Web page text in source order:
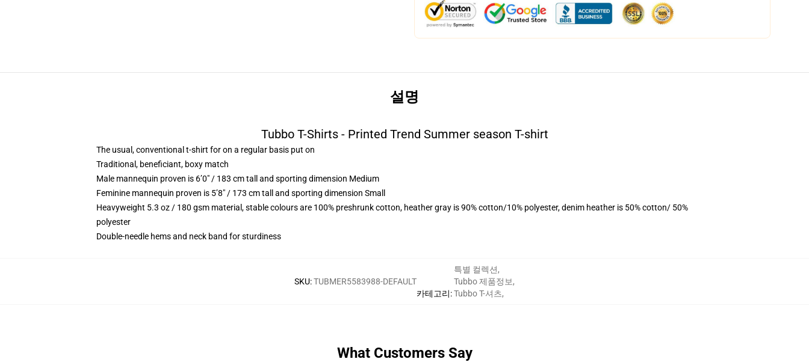
설명
Tubbo T-Shirts - Printed Trend Summer season T-shirt
The usual, conventional t-shirt for on a regular basis put on
Traditional, beneficiant, boxy match
Male mannequin proven is 6’0″ / 183 cm tall and sporting dimension Medium
Feminine mannequin proven is 5’8″ / 173 cm tall and sporting dimension Small
Heavyweight 5.3 oz / 180 gsm material, stable colours are 100% preshrunk cotton, heather gray is 90% cotton/10% polyester, denim heather is 50% cotton/ 50%
polyester
Double-needle hems and neck band for sturdiness
SKU:TUBMER5583988-DEFAULT
카테고리:
특별 컬렉션,
Tubbo 제품정보,
Tubbo T-셔츠,
What Customers Say